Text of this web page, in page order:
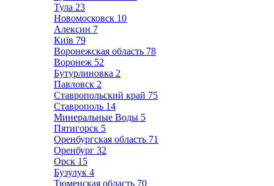
Тула 23
Новомосковск 10
Алексин 7
Київ 79
Воронежская область 78
Воронеж 52
Бутурлиновка 2
Павловск 2
Ставропольский край 75
Ставрополь 14
Минеральные Воды 5
Пятигорск 5
Оренбургская область 71
Оренбург 32
Орск 15
Бузулук 4
Тюменская область 70